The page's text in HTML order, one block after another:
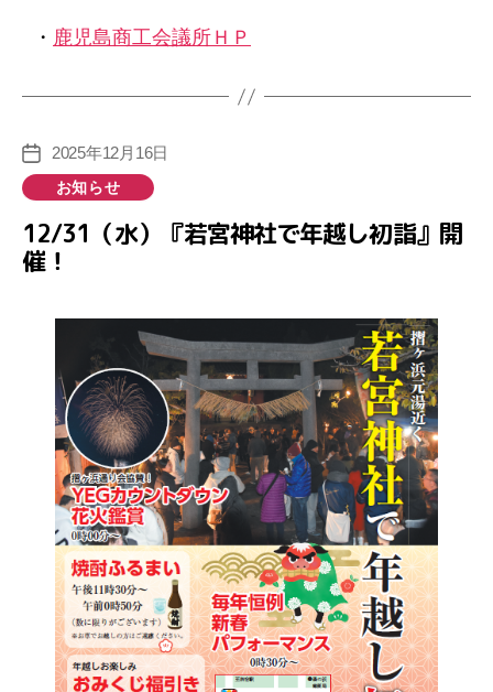
・ 鹿児島商工会議所ＨＰ
投
稿
日
2025年12月16日
ゴ
お知らせ
12/31（水）『若宮神社で年越し初詣』開
催！